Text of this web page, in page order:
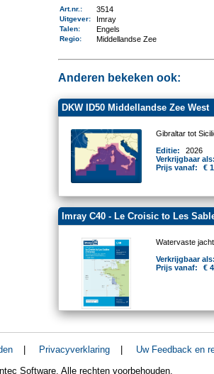
Art.nr. : 3514
Uitgever: Imray
Talen: Engels
Regio: Middellandse Zee
Anderen bekeken ook:
DKW ID50 Middellandse Zee West
Gibraltar tot
Editie:
2026
Verkrijgbaar
Prijs vanaf:
€
Imray C40 - Le Croisic to Les
Watervaste
Verkrijgbaar
Prijs vanaf:
€
| Privacyverklaring |
Uw Feedback en
Software. Alle rechten voorbehouden.